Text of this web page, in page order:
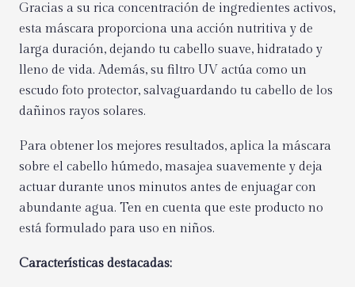
Gracias a su rica concentración de ingredientes activos,
esta máscara proporciona una acción nutritiva y de
larga duración, dejando tu cabello suave, hidratado y
lleno de vida. Además, su filtro UV actúa como un
escudo foto protector, salvaguardando tu cabello de los
dañinos rayos solares.
Para obtener los mejores resultados, aplica la máscara
sobre el cabello húmedo, masajea suavemente y deja
actuar durante unos minutos antes de enjuagar con
abundante agua. Ten en cuenta que este producto no
está formulado para uso en niños.
Características destacadas: